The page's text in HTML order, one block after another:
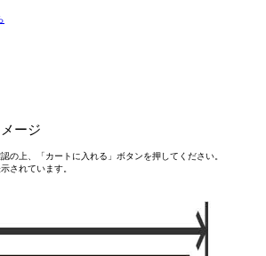
ージ
の上、「カートに入れる」ボタンを押してください。
されています。